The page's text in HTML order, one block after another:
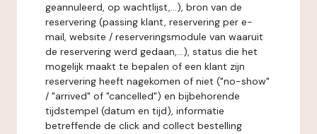
geannuleerd, op wachtlijst,...), bron van de
reservering (passing klant, reservering per e-
mail, website / reserveringsmodule van waaruit
de reservering werd gedaan,...), status die het
mogelijk maakt te bepalen of een klant zijn
reservering heeft nagekomen of niet ("no-show"
/ "arrived" of "cancelled") en bijbehorende
tijdstempel (datum en tijd), informatie
betreffende de click and collect bestelling